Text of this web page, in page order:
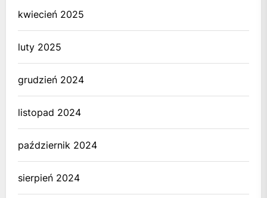
kwiecień 2025
luty 2025
grudzień 2024
listopad 2024
październik 2024
sierpień 2024